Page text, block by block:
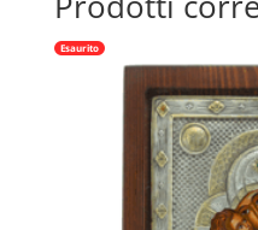
Esaurito